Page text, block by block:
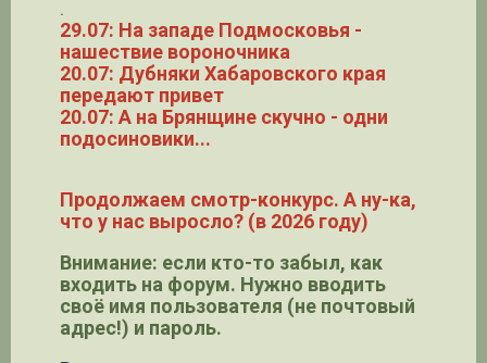
.
29.07: На западе Подмосковья -
нашествие вороночника
20.07: Дубняки Хабаровского края
передают привет
20.07: А на Брянщине скучно - одни
подосиновики...
Продолжаем смотр-конкурс. А ну-ка,
что у нас выросло? (в 2026 году)
Внимание: если кто-то забыл, как
входить на форум. Нужно вводить
своё имя пользователя (не почтовый
адрес!) и пароль.